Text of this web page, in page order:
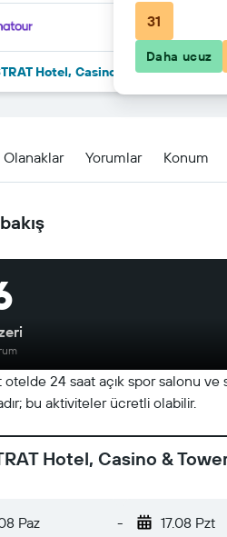
Hotel, Casino & Tower, BW
Olanaklar Yorumlar Konum
otelde 24 saat açık spor salonu
bu aktiviteler ücretli olabilir.
Hotel, Casino &
Paz - 17.08 Pzt
31
Daha ucuz